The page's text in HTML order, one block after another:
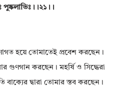
পুষ্কলাভিঃ।।২১।।
হয়ে তোমাতেই প্রবেশ করছেন।
করছেন। মহর্ষি ও সিদ্ধেরা
বাক্যের দ্বারা তোমার স্তব করছেন।